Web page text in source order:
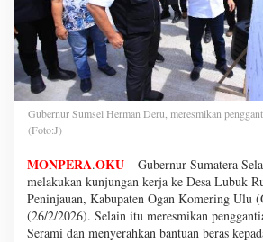
Gubernur Sumsel Herman Deru, meresmikan
(Foto:J)
MONPERA.OKU – Gubernur Sumatera
melakukan kunjungan kerja ke Desa Lubuk
Peninjauan, Kabupaten Ogan Komering Ulu
(26/2/2026). Selain itu meresmikan
Serami dan menyerahkan bantuan beras